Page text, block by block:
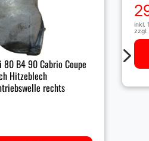
80 B4 90 Cabrio Coupe
Hitzeblech
rechts
inkl.
zzgl.
5